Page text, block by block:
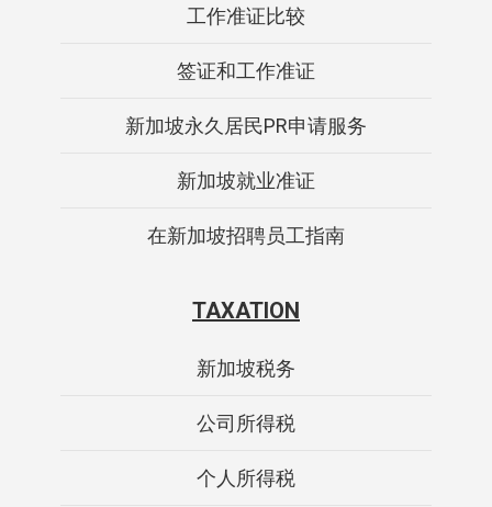
工作准证比较
签证和工作准证
新加坡永久居民PR申请服务
新加坡就业准证
在新加坡招聘员工指南
TAXATION
新加坡税务
公司所得税
个人所得税